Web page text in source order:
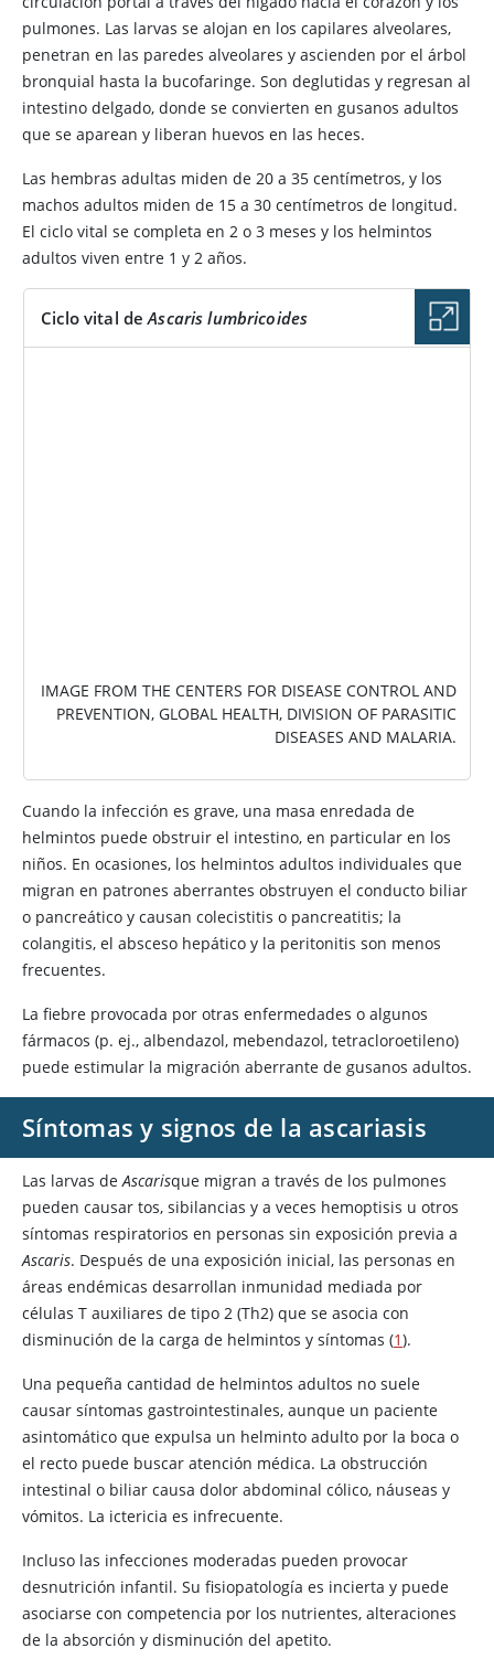
pulmones. Las larvas se alojan en los capilares alveolares,
penetran en las paredes alveolares y ascienden por el árbol
bronquial hasta la bucofaringe. Son deglutidas y regresan al
intestino delgado, donde se convierten en gusanos adultos
que se aparean y liberan huevos en las heces.
Las hembras adultas miden de 20 a 35 centímetros, y los
machos adultos miden de 15 a 30 centímetros de longitud.
El ciclo vital se completa en 2 o 3 meses y los helmintos
adultos viven entre 1 y 2 años.
Ciclo vital deAscaris lumbricoides
IMAGE FROM THE CENTERS FOR DISEASE CONTROL AND
PREVENTION, GLOBAL HEALTH, DIVISION OF PARASITIC
DISEASES AND MALARIA.
Cuando la infección es grave, una masa enredada de
helmintos puede obstruir el intestino, en particular en los
niños. En ocasiones, los helmintos adultos individuales que
migran en patrones aberrantes obstruyen el conducto biliar
o pancreático y causan colecistitis o pancreatitis; la
colangitis, el absceso hepático y la peritonitis son menos
frecuentes.
La fiebre provocada por otras enfermedades o algunos
fármacos (p. ej., albendazol, mebendazol, tetracloroetileno)
puede estimular la migración aberrante de gusanos adultos.
Síntomas y signos de la ascariasis
Las larvas deAscarisque migran a través de los pulmones
pueden causar tos, sibilancias y a veces hemoptisis u otros
síntomas respiratorios en personas sin exposición previa a
Ascaris. Después de una exposición inicial, las personas en
áreas endémicas desarrollan inmunidad mediada por
células T auxiliares de tipo 2 (Th2) que se asocia con
disminución de la carga de helmintos y síntomas (1).
Una pequeña cantidad de helmintos adultos no suele
causar síntomas gastrointestinales, aunque un paciente
asintomático que expulsa un helminto adulto por la boca o
el recto puede buscar atención médica. La obstrucción
intestinal o biliar causa dolor abdominal cólico, náuseas y
vómitos. La ictericia es infrecuente.
Incluso las infecciones moderadas pueden provocar
desnutrición infantil. Su fisiopatología es incierta y puede
asociarse con competencia por los nutrientes, alteraciones
de la absorción y disminución del apetito.